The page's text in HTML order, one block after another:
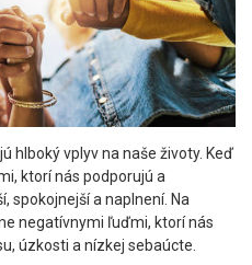
hlboký vplyv na naše životy. Keď
ktorí nás podporujú a
spokojnejší a naplnení. Na
negatívnymi ľuďmi, ktorí nás
úzkosti a nízkej sebaúcte.